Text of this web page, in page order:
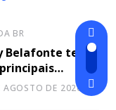
BR
Belafonte tem
unidas no
AGOSTO DE 2026